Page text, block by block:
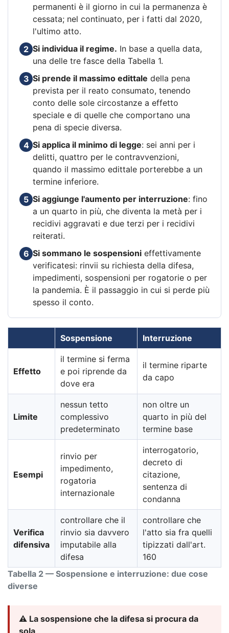
permanenti è il giorno in cui la permanenza è
cessata; nel continuato, per i fatti dal 2020,
l'ultimo atto.
2 Si individua il regime. In base a quella data,
una delle tre fasce della Tabella 1.
3 Si prende il massimo edittale della pena
prevista per il reato consumato, tenendo
conto delle sole circostanze a effetto
speciale e di quelle che comportano una
pena di specie diversa.
4 Si applica il minimo di legge: sei anni per i
delitti, quattro per le contravvenzioni,
quando il massimo edittale porterebbe a un
termine inferiore.
5 Si aggiunge l'aumento per interruzione: fino
a un quarto in più, che diventa la metà per i
recidivi aggravati e due terzi per i recidivi
reiterati.
6 Si sommano le sospensioni effettivamente
verificatesi: rinvii su richiesta della difesa,
impedimenti, sospensioni per rogatorie o per
la pandemia. È il passaggio in cui si perde più
spesso il conto.
Tabella 2 — Sospensione e interruzione: due cose
diverse
Sospensione Interruzione
Effetto
il termine si ferma
e poi riprende da
dove era
il termine riparte
da capo
Limite
nessun tetto
complessivo
predeterminato
non oltre un
quarto in più del
termine base
Esempi
rinvio per
impedimento,
rogatoria
internazionale
interrogatorio,
decreto di
citazione,
sentenza di
condanna
Verifica
difensiva
controllare che il
rinvio sia davvero
imputabile alla
difesa
controllare che
l'atto sia fra quelli
tipizzati dall'art.
160
⚠️ La sospensione che la difesa si procura da
sola